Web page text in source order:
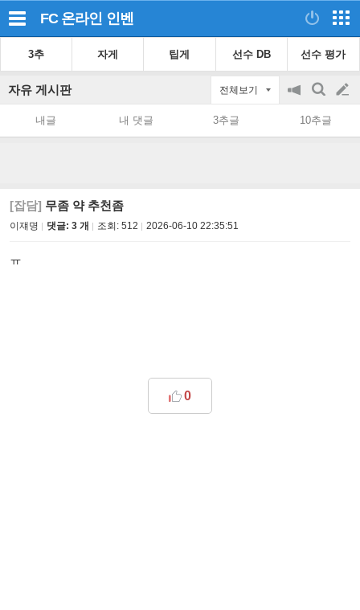
FC 온라인 인벤
3추 자게 팁게 선수 DB 선수 평가
자유 게시판 전체보기
공
지
on/off
검
색
글
쓰
내글 내 댓글 3추글 10추글
[잡담] 무좀 약 추천좀
이쟤명 댓글: 3 개 조회: 512 2026-06-10 22:35:51
ㅠ
0